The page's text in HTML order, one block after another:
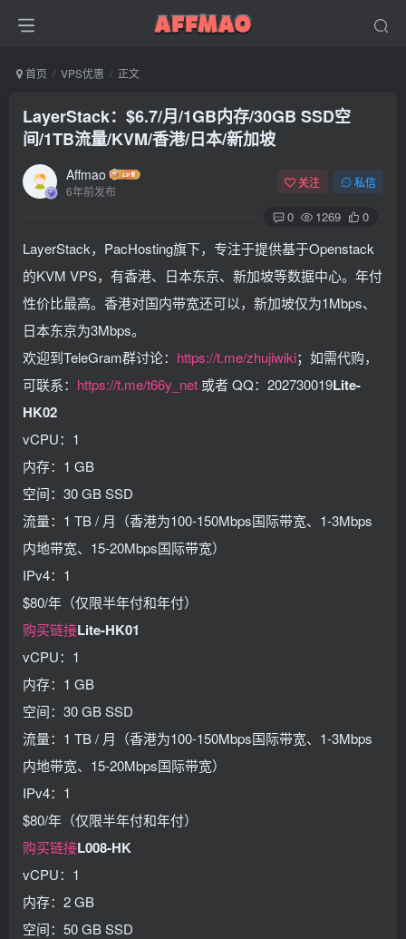
首页 VPS优惠 正文
LayerStack：$6.7/月/1GB内存/30GB SSD空
间/1TB流量/KVM/香港/日本/新加坡
Affmao
6年前发布
关注 私信
0 1269 0
LayerStack，PacHosting旗下，专注于提供基于Openstack
的KVM VPS，有香港、日本东京、新加坡等数据中心。年付
性价比最高。香港对国内带宽还可以，新加坡仅为1Mbps、
日本东京为3Mbps。
欢迎到TeleGram群讨论： https://t.me/zhujiwiki；如需代购，
可联系： https://t.me/t66y_net 或者 QQ：202730019Lite-
HK02
vCPU：1
内存：1 GB
空间：30 GB SSD
流量：1 TB / 月（香港为100-150Mbps国际带宽、1-3Mbps
内地带宽、15-20Mbps国际带宽）
IPv4：1
$80/年（仅限半年付和年付）
购买链接Lite-HK01
vCPU：1
内存：1 GB
空间：30 GB SSD
流量：1 TB / 月（香港为100-150Mbps国际带宽、1-3Mbps
内地带宽、15-20Mbps国际带宽）
IPv4：1
$80/年（仅限半年付和年付）
购买链接L008-HK
vCPU：1
内存：2 GB
空间：50 GB SSD